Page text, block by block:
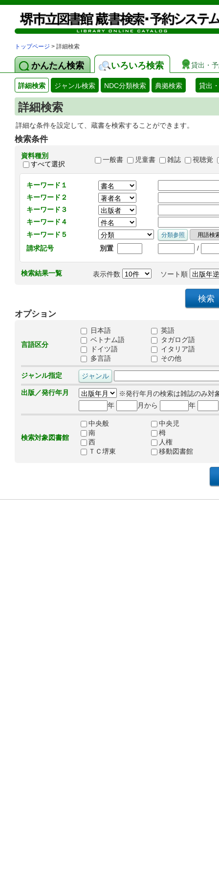
トップページ > 詳細検索
かんたん検索 いろいろ検索 貸出・
詳細検索 ジャンル検索 NDC分類検索 典拠検索 貸出
詳細検索
詳細な条件を設定して、蔵書を検索することができます。
検索条件
資料種別
すべて選択
一般書 児童書 雑誌 視聴覚
キーワード１
キーワード２
キーワード３
キーワード４
キーワード５
請求記号
別置 /
検索結果一覧 表示件数 ソート順
オプション
言語区分
日本語
英語
ベトナム語
タガログ語
ドイツ語
イタリア語
多言語
その他
ジャンル指定
出版／発行年月
※発行年月の検索は雑誌のみ対
年
月から 年
検索対象図書館
中央般
中央児
南
栂
西
人権
ＴＣ堺東
移動図書館